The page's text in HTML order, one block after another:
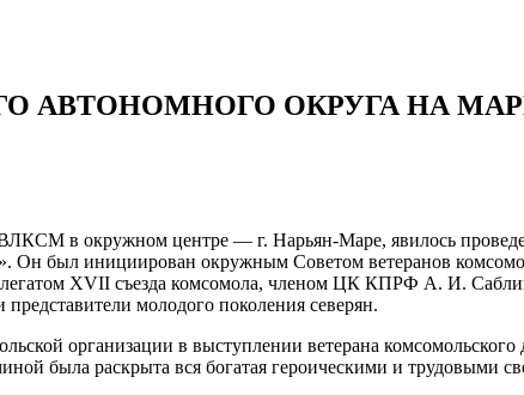
АВТОНОМНОГО ОКРУГА НА
в окружном центре — г. Нарьян-Маре, явилось
Он был инициирован окружным Советом ветеранов
XVII съезда комсомола, членом ЦК КПРФ А. И.
молодого поколения северян.
организации в выступлении ветерана
была раскрыта вся богатая героическими и трудовыми